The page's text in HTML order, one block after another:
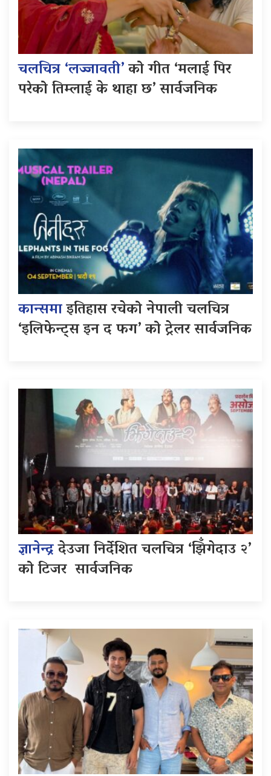
चलचित्र ‘लज्जावती’को गीत ‘मलाई पिर
परेको तिम्लाई के थाहा छ’ सार्वजनिक
कान्समाइतिहास रचेको नेपाली चलचित्र
‘इलिफेन्ट्स इन द फग’ को ट्रेलर सार्वजनिक
ज्ञानेन्द्रदेउजा निर्देशित चलचित्र ‘झिँगेदाउ २’
को टिजर सार्वजनिक